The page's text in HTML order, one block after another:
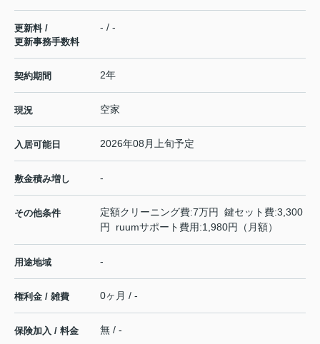
更新料 /
更新事務手数料
- / -
契約期間 2年
現況 空家
入居可能日 2026年08月上旬予定
敷金積み増し -
その他条件
定額クリーニング費:7万円 鍵セット費:3,300
円 ruumサポート費用:1,980円（月額）
用途地域 -
権利金 / 雑費 0ヶ月 / -
保険加入 / 料金 無 / -